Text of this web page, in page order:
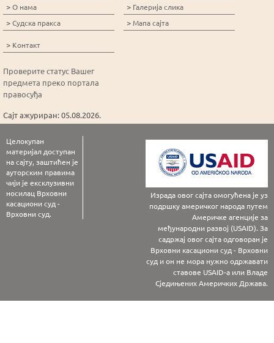
>О нама
>Судска пракса
> Галерија слика
> Мапа сајта
> Контакт
Проверите статус Вашег
предмета преко портала
правосуђа
Сајт ажуриран: 05.08.2026.
Целокупан
материјал доступан
на сајту, заштићен је
ауторским правима
чији је ексклузивни
носилац Врховни
касациони суд -
Врховни суд.
Израда овог сајта омогућена је уз
подршку америчког народа путем
Америчке агенције за
међународни развој (USAID). За
садржај овог сајта одговоран је
Врховни касациони суд - Врховни
суд и он не мора нужно одржавати
ставове USAID-а или Владе
Сједињених Америчких Држава.